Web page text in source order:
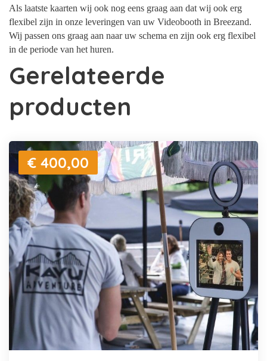
Als laatste kaarten wij ook nog eens graag aan dat wij ook erg
flexibel zijn in onze leveringen van uw Videobooth in Breezand.
Wij passen ons graag aan naar uw schema en zijn ook erg flexibel
in de periode van het huren.
Gerelateerde
producten
€ 400,00